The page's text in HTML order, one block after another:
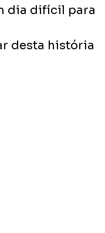
dia difícil para
desta história